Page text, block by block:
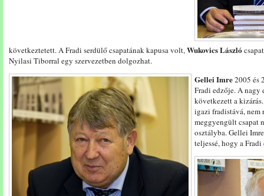
következtetett. A Fradi serdülő csapatának kapusa volt,Wukovics László
Nyilasi Tiborral egy szervezetben dolgozhat.
Gellei Imre2005 és
Fradi edzője. A nagy
következett a
igazi fradistává,
meggyengült csapat
osztályba. Gellei
teljessé, hogy a